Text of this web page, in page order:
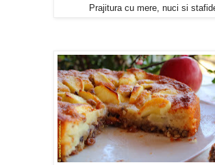
Prajitura cu mere, nuci si